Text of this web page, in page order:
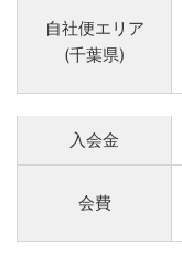
自社便エリア
(千葉県)
入会金
会費